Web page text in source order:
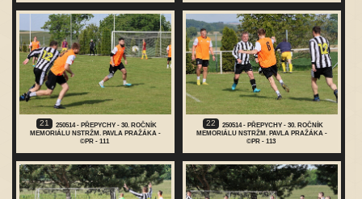
21
250514 - PŘEPYCHY - 30. ROČNÍK
MEMORIÁLU NSTRŽM. PAVLA PRAŽÁKA -
©PR - 111
22
250514 - PŘEPYCHY - 30. ROČNÍK
MEMORIÁLU NSTRŽM. PAVLA PRAŽÁKA -
©PR - 113